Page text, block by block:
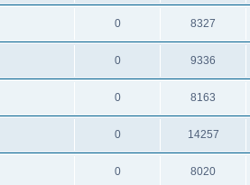
0 8327
0 9336
0 8163
0 14257
0 8020